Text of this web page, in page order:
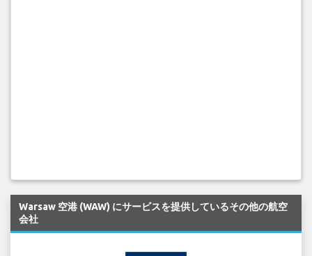
Warsaw 空港 (WAW) にサービスを提供しているその他の航空
会社